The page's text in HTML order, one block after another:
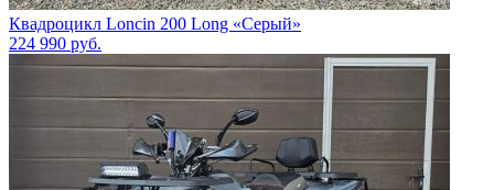
Квадроцикл Loncin 200 Long «Серый»
224 990 руб.